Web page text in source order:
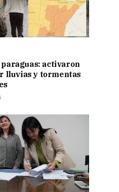
activaron
lluvias y tormentas